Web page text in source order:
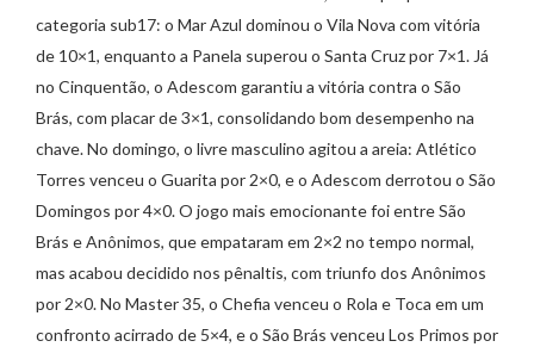
categoria sub17: o Mar Azul dominou o Vila Nova com vitória
de 10×1, enquanto a Panela superou o Santa Cruz por 7×1. Já
no Cinquentão, o Adescom garantiu a vitória contra o São
Brás, com placar de 3×1, consolidando bom desempenho na
chave. No domingo, o livre masculino agitou a areia: Atlético
Torres venceu o Guarita por 2×0, e o Adescom derrotou o São
Domingos por 4×0. O jogo mais emocionante foi entre São
Brás e Anônimos, que empataram em 2×2 no tempo normal,
mas acabou decidido nos pênaltis, com triunfo dos Anônimos
por 2×0. No Master 35, o Chefia venceu o Rola e Toca em um
confronto acirrado de 5×4, e o São Brás venceu Los Primos por